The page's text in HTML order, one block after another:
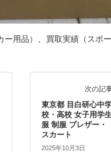
ー用品） 買取実績（スポー
次の記
東京都 目白研心中
校・高校 女子用学
服 制服 ブレザー・
スカート
2025年10月3日